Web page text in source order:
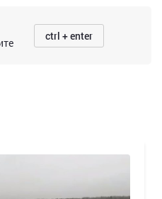
ctrl + enter